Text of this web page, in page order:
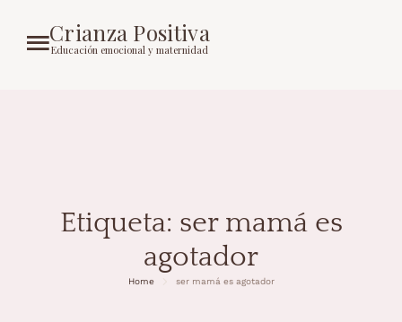
Crianza Positiva
Educación emocional y maternidad
Etiqueta: ser mamá es
agotador
Home ser mamá es agotador